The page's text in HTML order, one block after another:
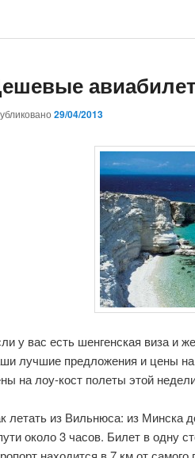
29/04/2013
у вас есть шенгенская виза и
лучшие предложения и цены
на лоу-кост полеты этой
летать из Вильнюса: из Минска
около 3 часов. Билет в одну